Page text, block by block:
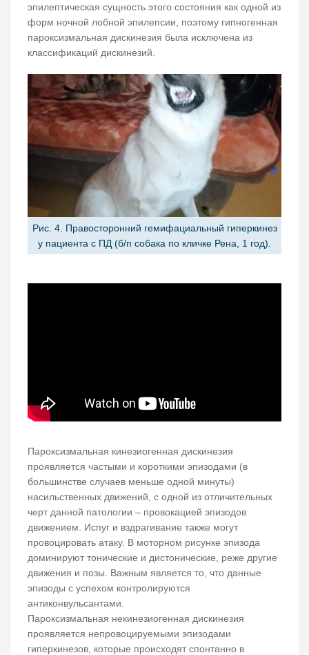
эпилептическая сущность этого состояния как одной из
форм ночной лобной эпилепсии, поэтому гипногенная
пароксизмальная дискинезия была исключена из
классификаций дискинезий.
Рис. 4. Правосторонний гемифациальный гиперкинез
у пациента с ПД (б/п собака по кличке Рена, 1 год).
Пароксизмальная кинезиогенная дискинезия
проявляется частыми и короткими эпизодами (в
большинстве случаев меньше одной минуты)
насильственных движений, с одной из отличительных
черт данной патологии – провокацией эпизодов
движением. Испуг и вздрагивание также могут
провоцировать атаку. В моторном рисунке эпизода
доминируют тонические и дистонические, реже другие
движения и позы. Важным является то, что данные
эпизоды с успехом контролируются
антиконвульсантами.
Пароксизмальная некинезиогенная дискинезия
проявляется непровоцируемыми эпизодами
гиперкинезов, которые происходят спонтанно в